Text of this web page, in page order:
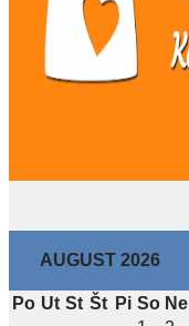
AUGUST 2026
Po Ut St Št Pi So Ne